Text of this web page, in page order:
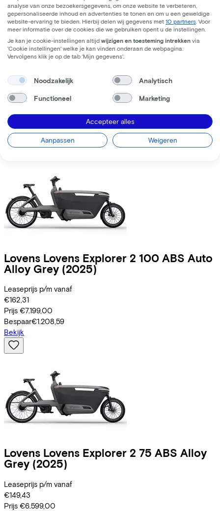
Lovens Lovens Explorer 2 75 Avenue
Green
Leaseprijs p/m vanaf
€143,45
Prijs €6.299,00
Bespaar€1.111,06
Bekijk
Lovens Lovens Explorer 2 100 ABS Auto
Alloy Grey (2025)
Leaseprijs p/m vanaf
€162,31
Prijs €7.199,00
Bespaar€1.208,59
Bekijk
Lovens Lovens Explorer 2 75 ABS Alloy
Grey (2025)
Leaseprijs p/m vanaf
€149,43
Prijs €6.599,00
analyse van onze bezoekersgegevens, om onze website te verbeteren,
gepersonaliseerde inhoud en advertenties te tonen en om u een geweldige
website-ervaring te bieden. Hierbij delen wij gegevens met 10 partners . Voor
meer informatie over de cookies die we gebruiken opent u de instellingen.
Je kan je cookie-instellingen altijd wijzigen en toesteming intrekken via
'Cookie instellingen' welke je kan vinden onderaan de webpagina.
Vervolgens klik je op de tab ‘Mijn gegevens'.
Noodzakelijk Analytisch
Functioneel Marketing
Accepteer alles
Aanpassen Weigeren